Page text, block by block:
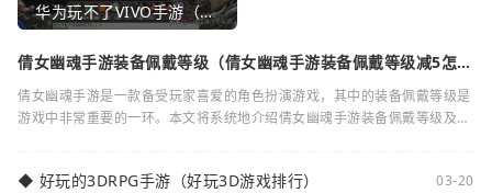
华为玩不了VIVO手游（华为玩不了VIVO手游怎么办）
倩女幽魂手游装备佩戴等级（倩女幽魂手游装备佩戴等级减5怎么
倩女幽魂手游是一款备受玩家喜爱的角色扮演游戏，其中的装备佩戴等级是
游戏中非常重要的一环。本文将系统地介绍倩女幽魂手游装备佩戴等级及其
◆ 好玩的3DRPG手游（好玩3D游戏排行） 03-20